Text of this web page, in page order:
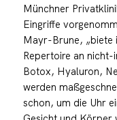
Münchner
Eingriffe
Mayr-Brune, „biete
Repertoire an
Botox, Hyaluron,
werden
schon, um die Uhr